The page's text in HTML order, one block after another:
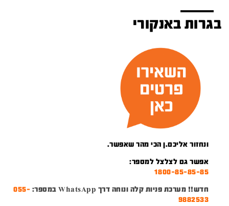
בגרות באנקורי
ונחזור אליכם.ן הכי מהר שאפשר.
אפשר גם לצלצל למספר:
1800-85-85-85
חדש!! מערכת פניות קלה ונוחה דרך WhatsApp במספר:
055-
9882533